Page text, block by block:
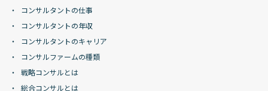
コンサルタントの仕事
コンサルタントの年収
コンサルタントのキャリア
コンサルファームの種類
戦略コンサルとは
総合コンサルとは